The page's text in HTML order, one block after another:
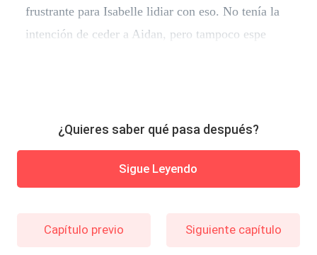
frustrante para Isabelle lidiar con eso. No tenía la
intención de ceder a Aidan, pero tampoco espe
¿Quieres saber qué pasa después?
Sigue Leyendo
Capítulo previo Siguiente capítulo